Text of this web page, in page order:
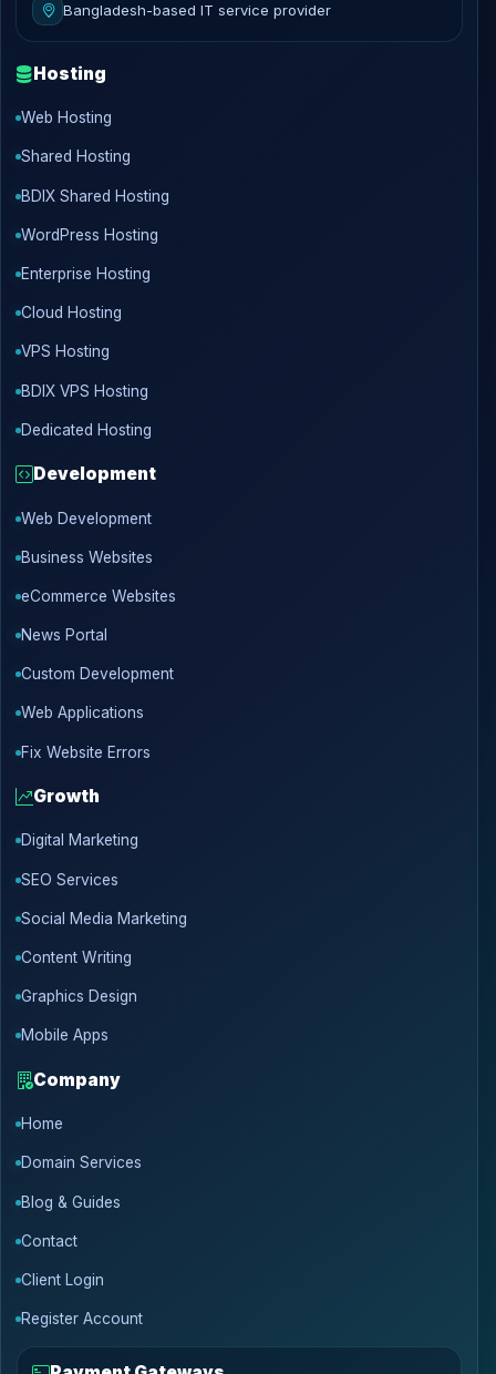
Bangladesh-based IT service provider
Hosting
Web Hosting
Shared Hosting
BDIX Shared Hosting
WordPress Hosting
Enterprise Hosting
Cloud Hosting
VPS Hosting
BDIX VPS Hosting
Dedicated Hosting
Development
Web Development
Business Websites
eCommerce Websites
News Portal
Custom Development
Web Applications
Fix Website Errors
Growth
Digital Marketing
SEO Services
Social Media Marketing
Content Writing
Graphics Design
Mobile Apps
Company
Home
Domain Services
Blog & Guides
Contact
Client Login
Register Account